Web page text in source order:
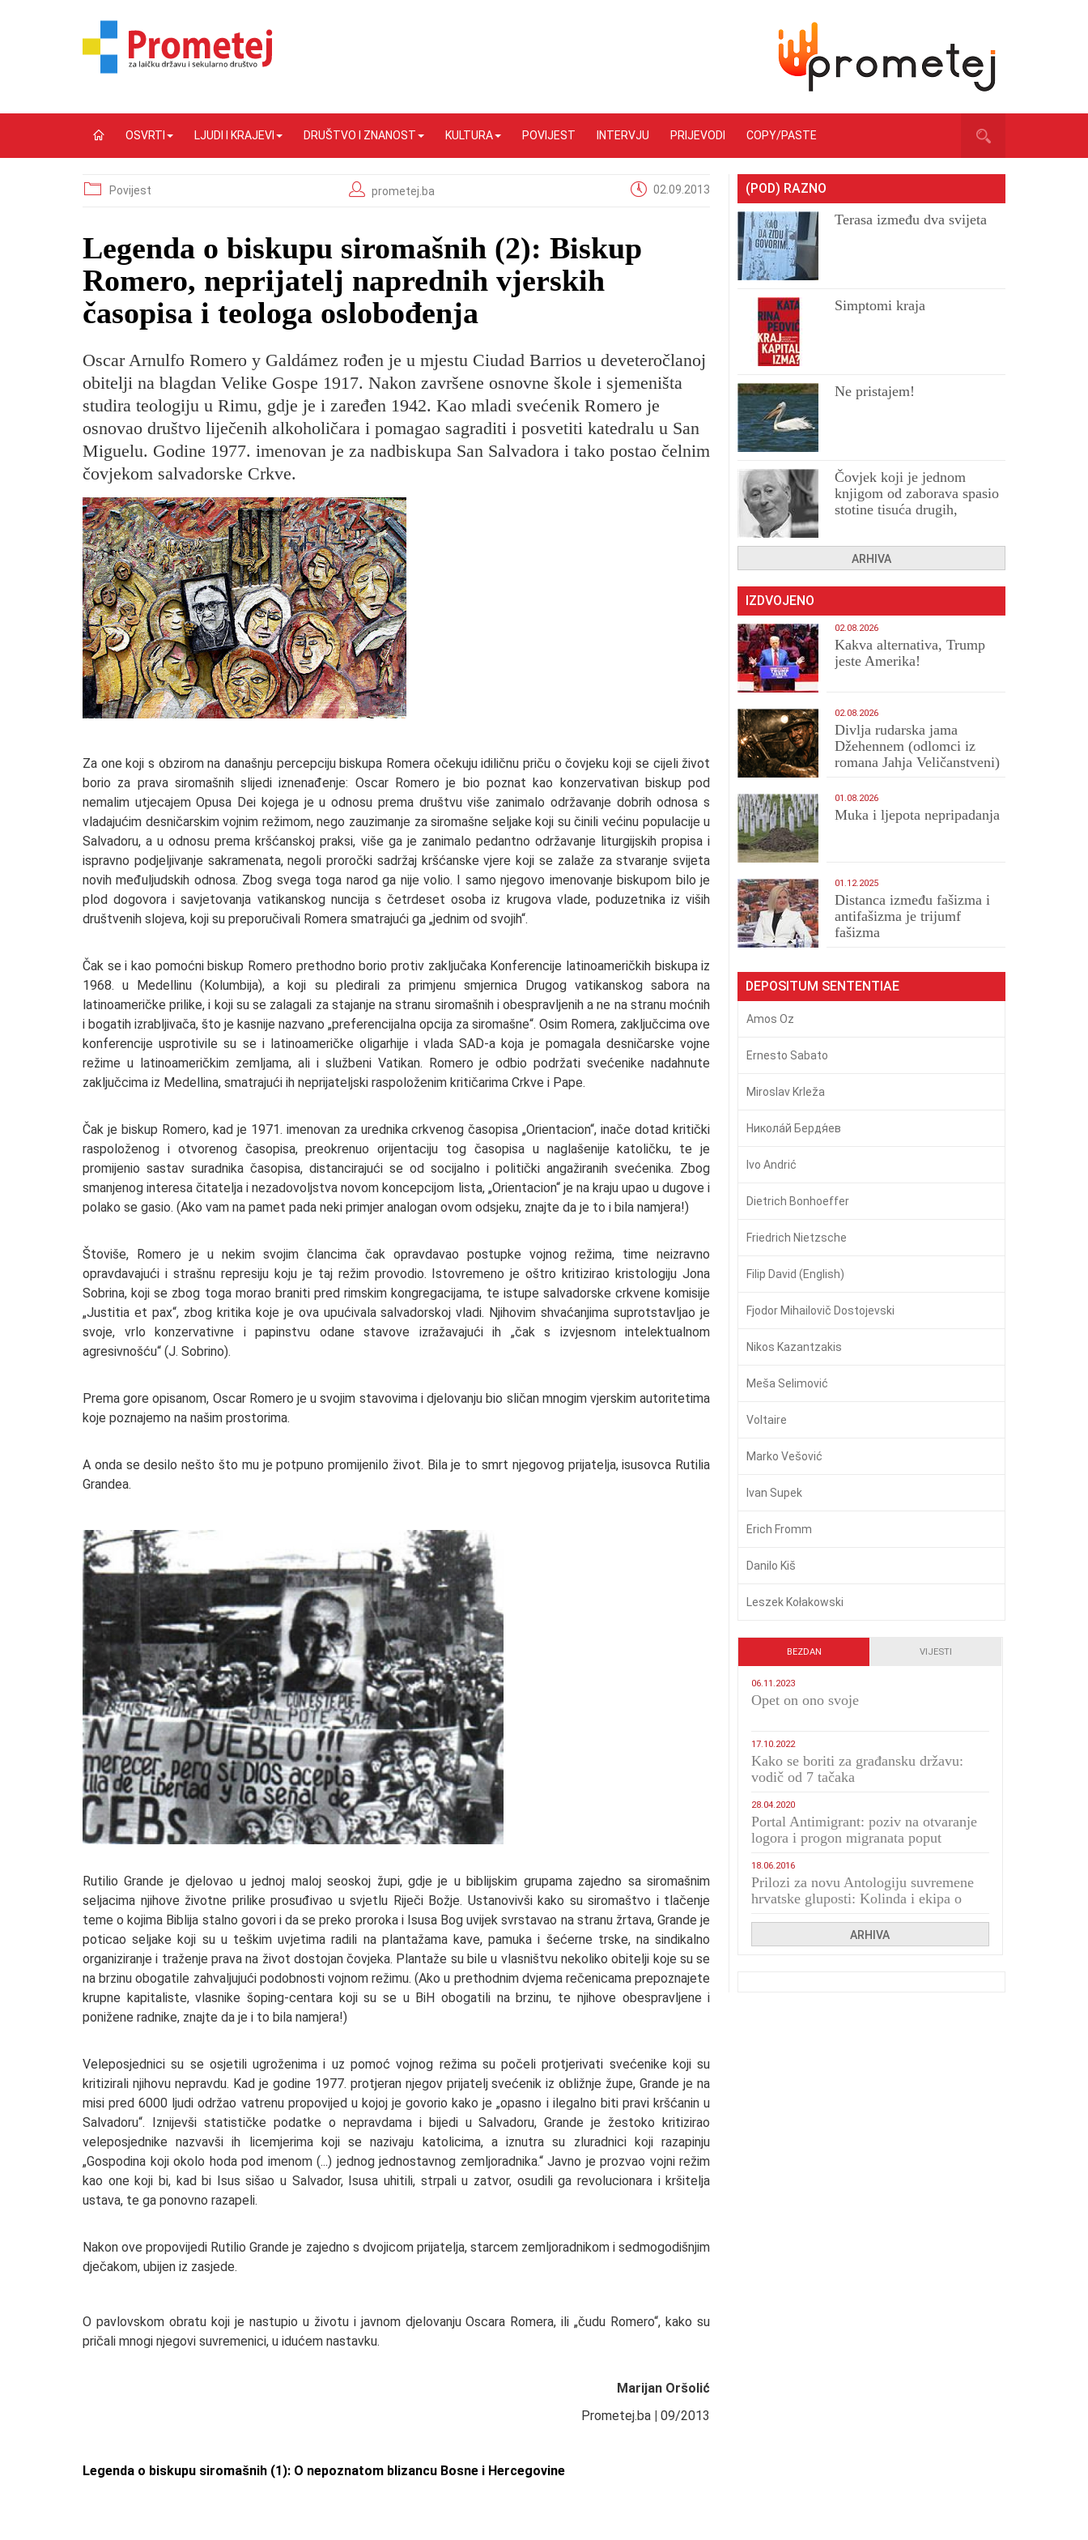
OSVRTI LJUDI I KRAJEVI DRUŠTVO I ZNANOST KULTURA POVIJEST INTERVJU PRIJEVODI COPY/PASTE
Povijest prometej.ba 02.09.2013
Legenda o biskupu siromašnih (2): Biskup
Romero, neprijatelj naprednih vjerskih
časopisa i teologa oslobođenja
Oscar Arnulfo Romero y Galdámez rođen je u mjestu Ciudad Barrios u deveteročlanoj
obitelji na blagdan Velike Gospe 1917. Nakon završene osnovne škole i sjemeništa
studira teologiju u Rimu, gdje je i zaređen 1942. Kao mladi svećenik Romero je
osnovao društvo liječenih alkoholičara i pomagao sagraditi i posvetiti katedralu u San
Miguelu. Godine 1977. imenovan je za nadbiskupa San Salvadora i tako postao čelnim
čovjekom salvadorske Crkve.
Za one koji s obzirom na današnju percepciju biskupa Romera očekuju idiličnu priču o čovjeku koji se cijeli život
borio za prava siromašnih slijedi iznenađenje: Oscar Romero je bio poznat kao konzervativan biskup pod
nemalim utjecajem Opusa Dei kojega je u odnosu prema društvu više zanimalo održavanje dobrih odnosa s
vladajućim desničarskim vojnim režimom, nego zauzimanje za siromašne seljake koji su činili većinu populacije u
Salvadoru, a u odnosu prema kršćanskoj praksi, više ga je zanimalo pedantno održavanje liturgijskih propisa i
ispravno podjeljivanje sakramenata, negoli proročki sadržaj kršćanske vjere koji se zalaže za stvaranje svijeta
novih međuljudskih odnosa. Zbog svega toga narod ga nije volio. I samo njegovo imenovanje biskupom bilo je
plod dogovora i savjetovanja vatikanskog nuncija s četrdeset osoba iz krugova vlade, poduzetnika iz viših
društvenih slojeva, koji su preporučivali Romera smatrajući ga „jednim od svojih“.
Čak se i kao pomoćni biskup Romero prethodno borio protiv zaključaka Konferencije latinoameričkih biskupa iz
1968. u Medellinu (Kolumbija), a koji su pledirali za primjenu smjernica Drugog vatikanskog sabora na
latinoameričke prilike, i koji su se zalagali za stajanje na stranu siromašnih i obespravljenih a ne na stranu moćnih
i bogatih izrabljivača, što je kasnije nazvano „preferencijalna opcija za siromašne“. Osim Romera, zaključcima ove
konferencije usprotivile su se i latinoameričke oligarhije i vlada SAD-a koja je pomagala desničarske vojne
režime u latinoameričkim zemljama, ali i službeni Vatikan. Romero je odbio podržati svećenike nadahnute
zaključcima iz Medellina, smatrajući ih neprijateljski raspoloženim kritičarima Crkve i Pape.
Čak je biskup Romero, kad je 1971. imenovan za urednika crkvenog časopisa „Orientacion“, inače dotad kritički
raspoloženog i otvorenog časopisa, preokrenuo orijentaciju tog časopisa u naglašenije katoličku, te je
promijenio sastav suradnika časopisa, distancirajući se od socijalno i politički angažiranih svećenika. Zbog
smanjenog interesa čitatelja i nezadovoljstva novom koncepcijom lista, „Orientacion“ je na kraju upao u dugove i
polako se gasio. (Ako vam na pamet pada neki primjer analogan ovom odsjeku, znajte da je to i bila namjera!)
Štoviše, Romero je u nekim svojim člancima čak opravdavao postupke vojnog režima, time neizravno
opravdavajući i strašnu represiju koju je taj režim provodio. Istovremeno je oštro kritizirao kristologiju Jona
Sobrina, koji se zbog toga morao braniti pred rimskim kongregacijama, te istupe salvadorske crkvene komisije
„Justitia et pax“, zbog kritika koje je ova upućivala salvadorskoj vladi. Njihovim shvaćanjima suprotstavljao je
svoje, vrlo konzervativne i papinstvu odane stavove izražavajući ih „čak s izvjesnom intelektualnom
agresivnošću“ (J. Sobrino).
Prema gore opisanom, Oscar Romero je u svojim stavovima i djelovanju bio sličan mnogim vjerskim autoritetima
koje poznajemo na našim prostorima.
A onda se desilo nešto što mu je potpuno promijenilo život. Bila je to smrt njegovog prijatelja, isusovca Rutilia
Grandea.
Rutilio Grande je djelovao u jednoj maloj seoskoj župi, gdje je u biblijskim grupama zajedno sa siromašnim
seljacima njihove životne prilike prosuđivao u svjetlu Riječi Božje. Ustanovivši kako su siromaštvo i tlačenje
teme o kojima Biblija stalno govori i da se preko proroka i Isusa Bog uvijek svrstavao na stranu žrtava, Grande je
poticao seljake koji su u teškim uvjetima radili na plantažama kave, pamuka i šećerne trske, na sindikalno
organiziranje i traženje prava na život dostojan čovjeka. Plantaže su bile u vlasništvu nekoliko obitelji koje su se
na brzinu obogatile zahvaljujući podobnosti vojnom režimu. (Ako u prethodnim dvjema rečenicama prepoznajete
krupne kapitaliste, vlasnike šoping-centara koji su se u BiH obogatili na brzinu, te njihove obespravljene i
ponižene radnike, znajte da je i to bila namjera!)
Veleposjednici su se osjetili ugroženima i uz pomoć vojnog režima su počeli protjerivati svećenike koji su
kritizirali njihovu nepravdu. Kad je godine 1977. protjeran njegov prijatelj svećenik iz obližnje župe, Grande je na
misi pred 6000 ljudi održao vatrenu propovijed u kojoj je govorio kako je „opasno i ilegalno biti pravi kršćanin u
Salvadoru“. Iznijevši statističke podatke o nepravdama i bijedi u Salvadoru, Grande je žestoko kritizirao
veleposjednike nazvavši ih licemjerima koji se nazivaju katolicima, a iznutra su zluradnici koji razapinju
„Gospodina koji okolo hoda pod imenom (...) jednog jednostavnog zemljoradnika.“ Javno je prozvao vojni režim
kao one koji bi, kad bi Isus sišao u Salvador, Isusa uhitili, strpali u zatvor, osudili ga revolucionara i kršitelja
ustava, te ga ponovno razapeli.
Nakon ove propovijedi Rutilio Grande je zajedno s dvojicom prijatelja, starcem zemljoradnikom i sedmogodišnjim
dječakom, ubijen iz zasjede.
O pavlovskom obratu koji je nastupio u životu i javnom djelovanju Oscara Romera, ili „čudu Romero“, kako su
pričali mnogi njegovi suvremenici, u idućem nastavku.
Marijan Oršolić
Prometej.ba
09/2013
Legenda o biskupu siromašnih (1): O nepoznatom blizancu Bosne i Hercegovine
(POD) RAZNO
Terasa između dva svijeta
Simptomi kraja
Ne pristajem!
Čovjek koji je jednom
knjigom od zaborava spasio
stotine tisuća drugih,
ARHIVA
IZDVOJENO
02.08.2026
Kakva alternativa, Trump
jeste Amerika!
02.08.2026
Divlja rudarska jama
Džehennem (odlomci iz
romana Jahja Veličanstveni)
01.08.2026
Muka i ljepota nepripadanja
01.12.2025
Distanca između fašizma i
antifašizma je trijumf
fašizma
DEPOSITUM SENTENTIAE
Amos Oz
Ernesto Sabato
Miroslav Krleža
Никола́й Бердя́ев
Ivo Andrić
Dietrich Bonhoeffer
Friedrich Nietzsche
Filip David (English)
Fjodor Mihailovič Dostojevski
Nikos Kazantzakis
Meša Selimović
Voltaire
Marko Vešović
Ivan Supek
Erich Fromm
Danilo Kiš
Leszek Kołakowski
BEZDAN VIJESTI
06.11.2023
​Opet on ono svoje
17.10.2022
Kako se boriti za građansku državu:
vodič od 7 tačaka
28.04.2020
Portal Antimigrant: poziv na otvaranje
logora i progon migranata poput
18.06.2016
Prilozi za novu Antologiju suvremene
hrvatske gluposti: Kolinda i ekipa o
ARHIVA